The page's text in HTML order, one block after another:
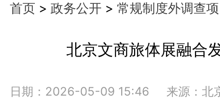
首页 > 政务公开 > 常规制度外调查
北京文商旅体展融合
日期：2026-05-09 15:46 来源：北